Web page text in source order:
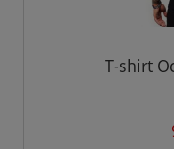
T-shirt